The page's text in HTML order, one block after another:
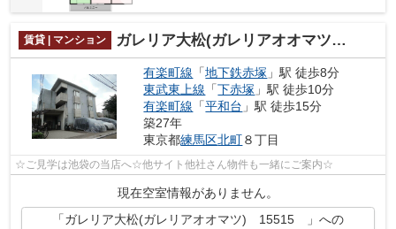
賃貸 | マンション ガレリア大松(ガレリアオオマツ) 15515
有楽町線 「地下鉄赤塚 」駅 徒歩8分
東武東上線 「下赤塚 」駅 徒歩10分
有楽町線 「平和台 」駅 徒歩15分
築27年
東京都練馬区北町８丁目
☆ご見学は池袋の当店へ☆他サイト他社さん物件も一緒にご案内☆
現在空室情報がありません。
「ガレリア大松(ガレリアオオマツ) 15515 」への